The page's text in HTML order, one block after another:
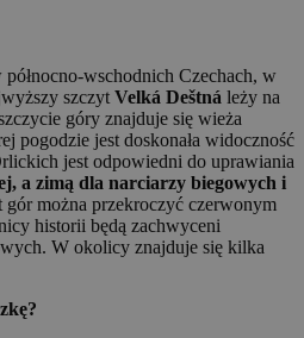
północno-wschodnich Czechach, w
szczyt Velká Deštná leży na
góry znajduje się wieża
pogodzie jest doskonała widoczność
jest odpowiedni do uprawiania
a zimą dla narciarzy biegowych i
gór można przekroczyć czerwonym
historii będą zachwyceni
W okolicy znajduje się kilka